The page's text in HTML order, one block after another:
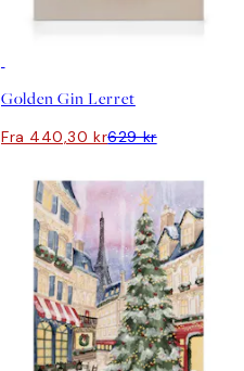
Golden Gin Lerret
Fra 440,30 kr629 kr